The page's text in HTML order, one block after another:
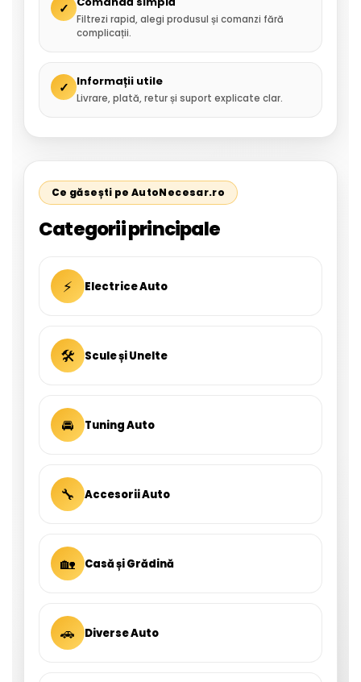
✓
Filtrezi rapid, alegi produsul și comanzi fără
complicații.
✓ Informații utile
Livrare, plată, retur și suport explicate clar.
Ce găsești pe AutoNecesar.ro
Categorii principale
⚡ Electrice Auto
🛠 Scule și Unelte
🚘 Tuning Auto
🔧 Accesorii Auto
🏡 Casă și Grădină
🚗 Diverse Auto